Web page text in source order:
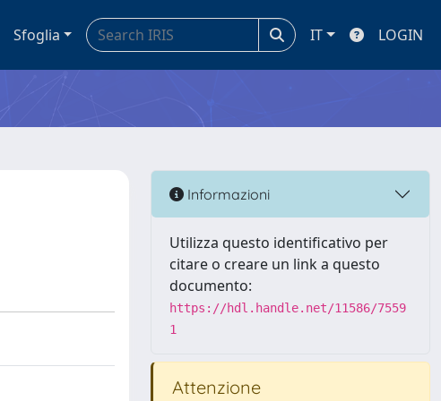
Sfoglia IT LOGIN
Informazioni
Utilizza questo identificativo per
citare o creare un link a questo
documento:
https://hdl.handle.net/11586/7559
1
Attenzione